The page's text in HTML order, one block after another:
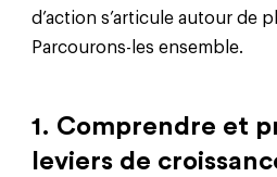
d’action s’articule autour de
Parcourons-les ensemble.
1. Comprendre et
leviers de